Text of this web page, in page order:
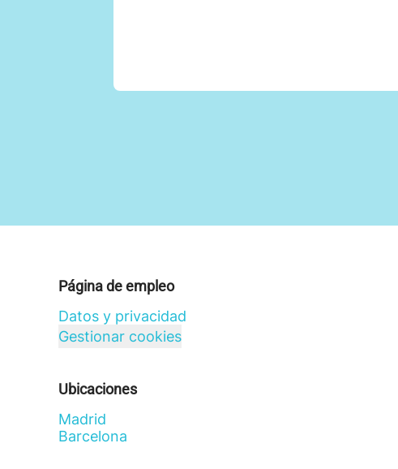
Página de empleo
Datos y privacidad
Gestionar cookies
Ubicaciones
Madrid
Barcelona